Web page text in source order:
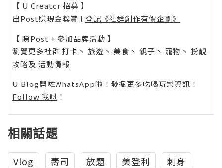
【 U Creator 招募 】
出Post賺現金獎賞 l 登記《社群創作有價企劃》
【 睇Post + 參加品牌活動 】
瀏覽更多社群 打卡 丶 旅遊 丶 美食 丶 親子 丶 寵物 丶 扮靚
攻略及 活動情報
U Blog開咗WhatsApp啦！發掘更多吃喝玩樂資訊！
Follow 我哋 ！
相關話題
Vlog 壽司 放題 美登利
刺身